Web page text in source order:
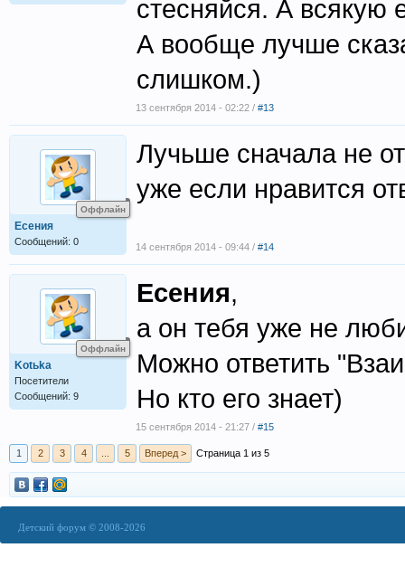
стесняйся. А всякую
А вообще лучше
слишком.)
13 сентября 2014 - 02:22 / #13
Оффлайн
Есения
Сообщений: 0
Лучьше сначала не
уже если нравится
14 сентября 2014 - 09:44 / #14
Оффлайн
Kotьka
Посетители
Сообщений: 9
Есения,
а он тебя уже не
Можно ответить
Но кто его знает)
15 сентября 2014 - 21:27 / #15
1 2 3 4 5 Вперед > Страница 1 из 5
Детский форум © 2008-2026